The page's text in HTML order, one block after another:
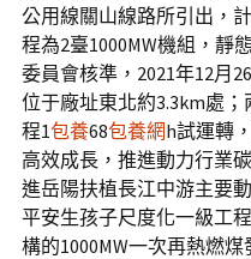
公用線關山線路所引出，
程為2臺1000MW機組，靜
委員會核準，2021年12月
位于廠址東北約3.3km處
程1包養68包養網h試運轉
高效成長，推進動力行業
進岳陽扶植長江中游主要
平安生孩子尺度化一級工
構的1000MW一次再熱燃